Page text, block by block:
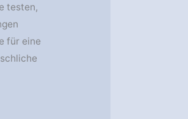
testen,
für eine